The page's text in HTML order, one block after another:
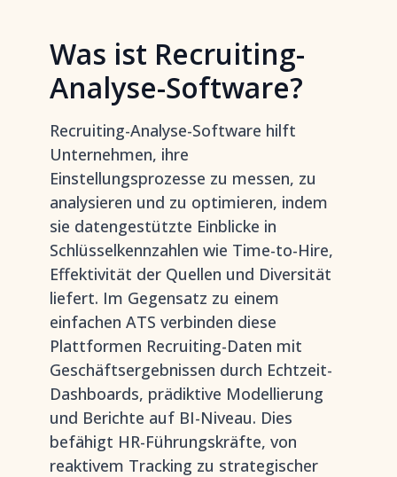
Was ist Recruiting-
Analyse-Software?
Recruiting-Analyse-Software hilft
Unternehmen, ihre
Einstellungsprozesse zu messen, zu
analysieren und zu optimieren, indem
sie datengestützte Einblicke in
Schlüsselkennzahlen wie Time-to-Hire,
Effektivität der Quellen und Diversität
liefert. Im Gegensatz zu einem
einfachen ATS verbinden diese
Plattformen Recruiting-Daten mit
Geschäftsergebnissen durch Echtzeit-
Dashboards, prädiktive Modellierung
und Berichte auf BI-Niveau. Dies
befähigt HR-Führungskräfte, von
reaktivem Tracking zu strategischer